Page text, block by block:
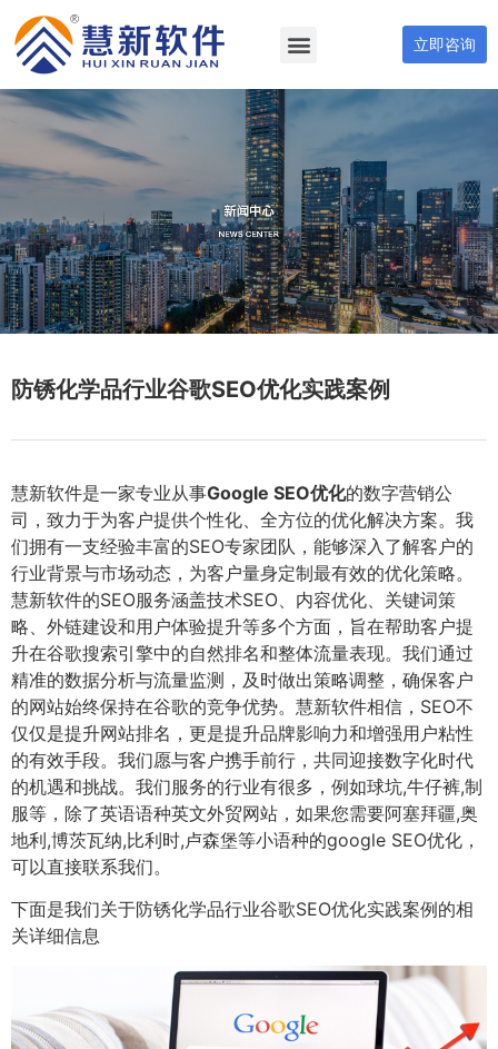
立即咨询
防锈化学品行业谷歌SEO优化实践案例
慧新软件是一家专业从事Google SEO优化的数字营销公
司，致力于为客户提供个性化、全方位的优化解决方案。我
们拥有一支经验丰富的SEO专家团队，能够深入了解客户的
行业背景与市场动态，为客户量身定制最有效的优化策略。
慧新软件的SEO服务涵盖技术SEO、内容优化、关键词策
略、外链建设和用户体验提升等多个方面，旨在帮助客户提
升在谷歌搜索引擎中的自然排名和整体流量表现。我们通过
精准的数据分析与流量监测，及时做出策略调整，确保客户
的网站始终保持在谷歌的竞争优势。慧新软件相信，SEO不
仅仅是提升网站排名，更是提升品牌影响力和增强用户粘性
的有效手段。我们愿与客户携手前行，共同迎接数字化时代
的机遇和挑战。我们服务的行业有很多，例如球坑,牛仔裤,制
服等，除了英语语种英文外贸网站，如果您需要阿塞拜疆,奥
地利,博茨瓦纳,比利时,卢森堡等小语种的google SEO优化，
可以直接联系我们。
下面是我们关于防锈化学品行业谷歌SEO优化实践案例的相
关详细信息